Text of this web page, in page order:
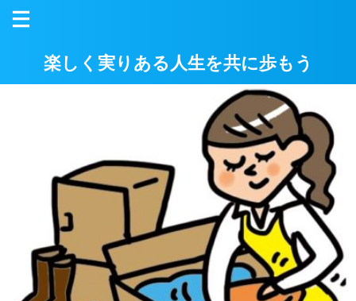
楽しく実りある人生を共に歩もう